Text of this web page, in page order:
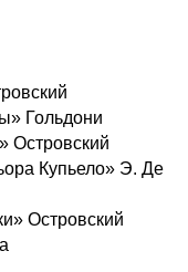
Гольдони
Островский
Купьело» Э. Де
Островский